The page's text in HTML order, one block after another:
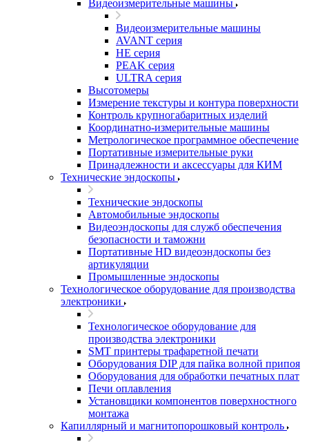
Видеоизмерительные машины
Видеоизмерительные машины
AVANT серия
HE серия
PEAK серия
ULTRA серия
Высотомеры
Измерение текстуры и контура поверхности
Контроль крупногабаритных изделий
Координатно-измерительные машины
Метрологическое программное обеспечение
Портативные измерительные руки
Принадлежности и аксессуары для КИМ
Технические эндоскопы
Технические эндоскопы
Автомобильные эндоскопы
Видеоэндоскопы для служб обеспечения
безопасности и таможни
Портативные HD видеоэндоскопы без
артикуляции
Промышленные эндоскопы
Технологическое оборудование для производства
электроники
Технологическое оборудование для
производства электроники
SMT принтеры трафаретной печати
Оборудования DIP для пайка волной припоя
Оборудования для обработки печатных плат
Печи оплавления
Установщики компонентов поверхностного
монтажа
Капиллярный и магнитопорошковый контроль